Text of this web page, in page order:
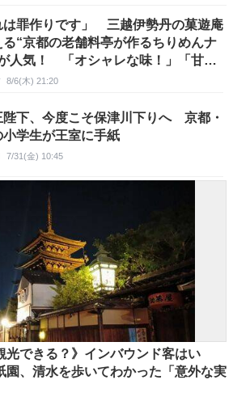
は罪作りです」 三越伊勢丹の菓遊庵
る“京都の老舗料亭が作るちりめんナ
人気！ 「オシャレな味！」「甘し
ておいしい！」
8/6(木) 21:20
陛下、今度こそ保津川下りへ 京都・
小学生が王室に手紙
7/31(金) 10:45
光できる？》インバウンド客はい
、清水を歩いてわかった「意外な実